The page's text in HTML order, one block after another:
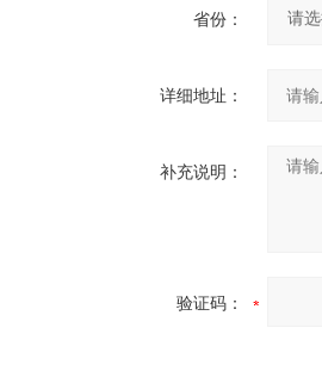
省份：
详细地址：
补充说明：
验证码：